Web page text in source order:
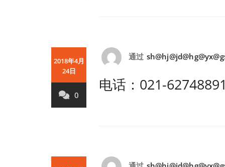
2018年4月
24日
0
通过
电话：021-62748891